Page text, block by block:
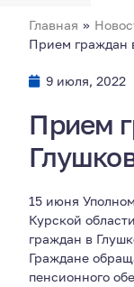
Главная »
Прием граждан
9 июля, 2022
Прием
15 июня
Курской
граждан в
Граждане
пенсионного